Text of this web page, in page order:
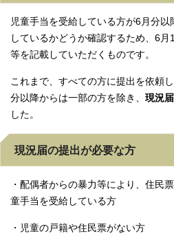
児童手当を受給している方が6月分
しているかどうか確認するため、6
等を記載していただくものです。
これまで、すべての方に提出を依頼
分以降からは一部の方を除き、 現況
した。
現況届の提出が必要な方
・配偶者からの暴力等により、住民
童手当を受給している方
・児童の戸籍や住民票がない方